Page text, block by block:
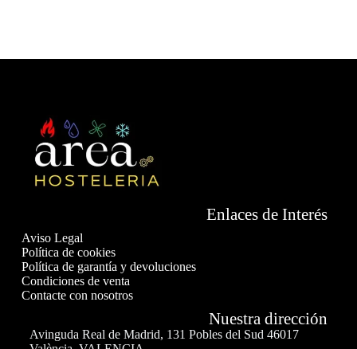
Enlaces de Interés
Aviso Legal
Política de cookies
Política de garantía y devoluciones
Condiciones de venta
Contacte con nosotros
Nuestra dirección
Avinguda Real de Madrid, 131 Pobles del Sud 46017